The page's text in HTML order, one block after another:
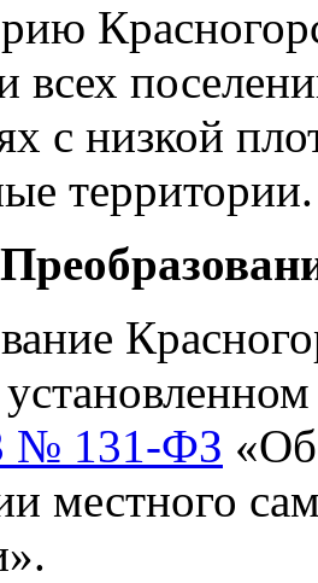
всех
с низкой
территории.
№ 131-ФЗ
местного